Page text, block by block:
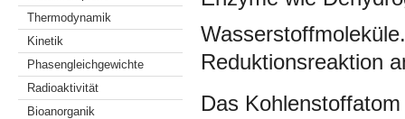
Thermodynamik
Kinetik
Phasengleichgewichte
Radioaktivität
Bioanorganik
Reduktionsreaktion
Das